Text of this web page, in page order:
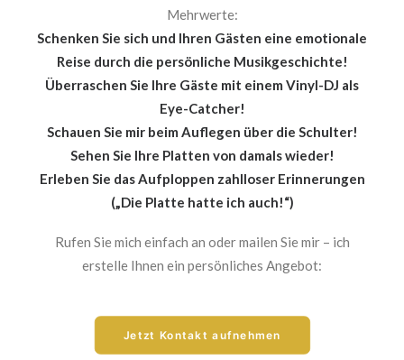
Mehrwerte:
Schenken Sie sich und Ihren Gästen eine emotionale
Reise durch die persönliche Musikgeschichte!
Überraschen Sie Ihre Gäste mit einem Vinyl-DJ als
Eye-Catcher!
Schauen Sie mir beim Auflegen über die Schulter!
Sehen Sie Ihre Platten von damals wieder!
Erleben Sie das Aufploppen zahlloser Erinnerungen
(„Die Platte hatte ich auch!“)
Rufen Sie mich einfach an oder mailen Sie mir – ich
erstelle Ihnen ein persönliches Angebot:
Jetzt Kontakt aufnehmen